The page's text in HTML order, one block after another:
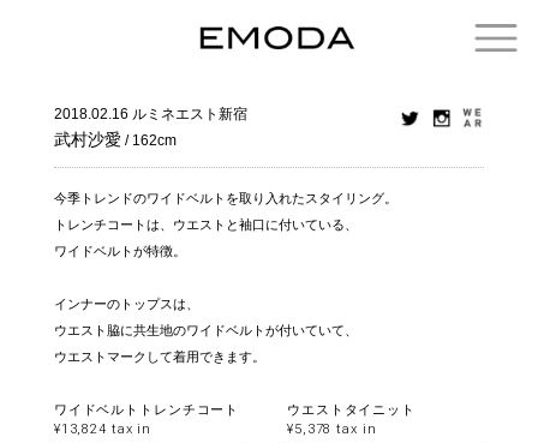
2018.02.16 ルミネエスト新宿
武村沙愛 / 162cm
今季トレンドのワイドベルトを取り入れたスタイリング。
トレンチコートは、ウエストと袖口に付いている、
ワイドベルトが特徴。
インナーのトップスは、
ウエスト脇に共生地のワイドベルトが付いていて、
ウエストマークして着用できます。
ワイドベルトトレンチコート
¥13,824 tax in
ウエストタイニット
¥5,378 tax in